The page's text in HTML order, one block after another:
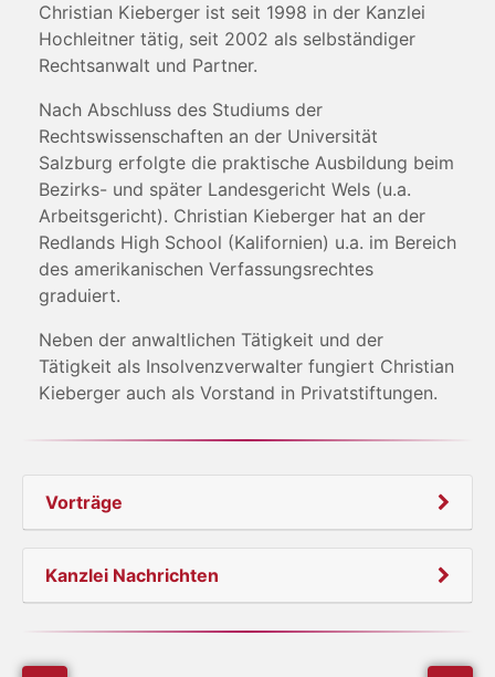
Christian Kieberger ist seit 1998 in der Kanzlei
Hochleitner tätig, seit 2002 als selbständiger
Rechtsanwalt und Partner.
Nach Abschluss des Studiums der
Rechtswissenschaften an der Universität
Salzburg erfolgte die praktische Ausbildung beim
Bezirks- und später Landesgericht Wels (u.a.
Arbeitsgericht). Christian Kieberger hat an der
Redlands High School (Kalifornien) u.a. im Bereich
des amerikanischen Verfassungsrechtes
graduiert.
Neben der anwaltlichen Tätigkeit und der
Tätigkeit als Insolvenzverwalter fungiert Christian
Kieberger auch als Vorstand in Privatstiftungen.
Vorträge
Kanzlei Nachrichten